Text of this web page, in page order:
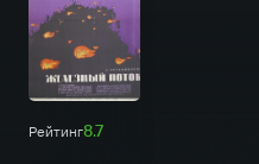
Рейтинг8.7